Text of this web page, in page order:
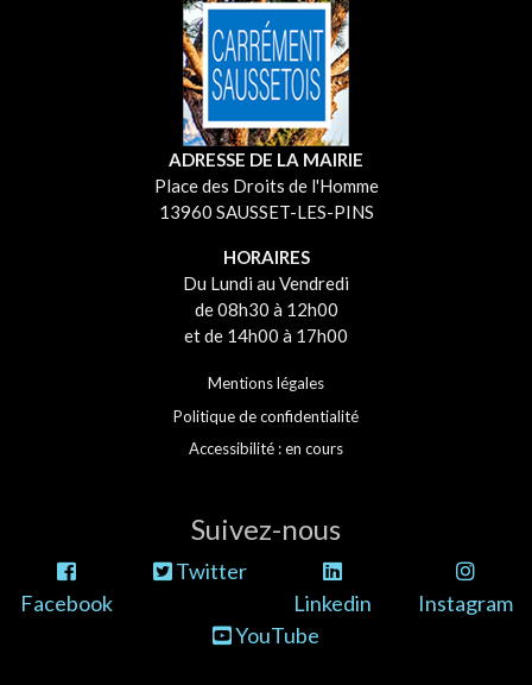
ADRESSE DE LA MAIRIE
Place des Droits de l'Homme
13960 SAUSSET-LES-PINS
HORAIRES
Du Lundi au Vendredi
de 08h30 à 12h00
et de 14h00 à 17h00
Mentions légales
Politique de confidentialité
Accessibilité : en cours
Suivez-nous
Facebook
Twitter
Linkedin
Instagram
YouTube